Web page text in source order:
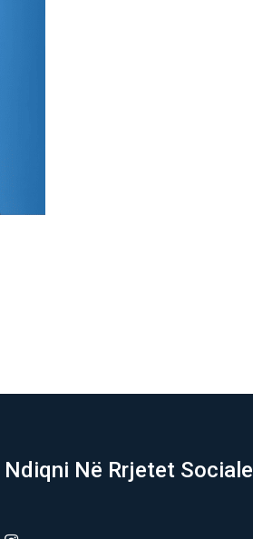
Ndiqni Në Rrjetet Sociale